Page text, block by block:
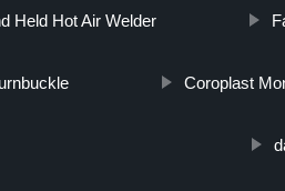
Held Hot Air Welder
Coroplast